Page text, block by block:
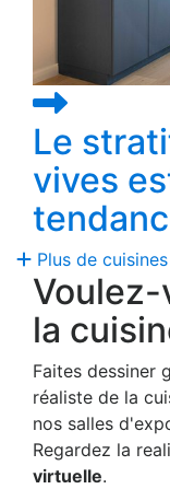
Le
vives
Plus de
la
Faites dessiner
réaliste de la
nos salles
Regardez la
virtuelle.